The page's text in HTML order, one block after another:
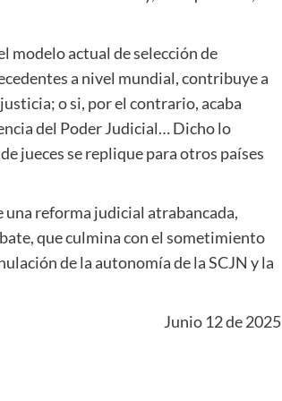
modelo actual de selección de
a nivel mundial, contribuye a
o si, por el contrario, acaba
del Poder Judicial… Dicho lo
jueces se replique para otros países
una reforma judicial atrabancada,
que culmina con el sometimiento
de la autonomía de la SCJN y la
Junio 12 de 2025